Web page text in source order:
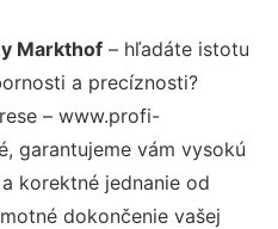
Markthof – hľadáte istotu
a precíznosti?
– www.profi-
garantujeme vám vysokú
korektné jednanie od
dokončenie vašej